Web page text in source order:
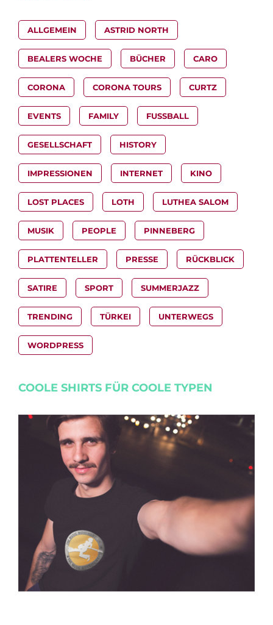
ALLGEMEIN ASTRID NORTH
BEALERS WOCHE BÜCHER CARO
CORONA CORONA TOURS CURTZ
EVENTS FAMILY FUSSBALL
GESELLSCHAFT HISTORY
IMPRESSIONEN INTERNET KINO
LOST PLACES LOTH LUTHEA SALOM
MUSIK PEOPLE PINNEBERG
PLATTENTELLER PRESSE RÜCKBLICK
SATIRE SPORT SUMMERJAZZ
TRENDING TÜRKEI UNTERWEGS
WORDPRESS
COOLE SHIRTS FÜR COOLE TYPEN